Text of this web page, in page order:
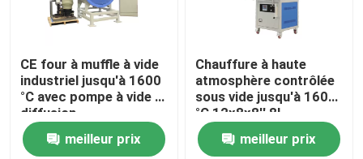
four à sole de charriot
four de ceinture de maille
CE four à muffle à vide
industriel jusqu'à 1600
°C avec pompe à vide à
diffusion
meilleur prix
Chauffure à haute
atmosphère contrôlée
sous vide jusqu'à 1600
°C 12x8x8′′ 8L
meilleur prix